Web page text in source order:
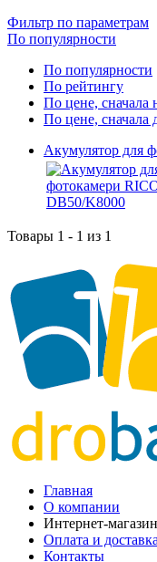
Фильтр по параметрам
По популярности
По популярности
По рейтингу
По цене, сначала
По цене, сначала
Акумулятор для
Товары 1 - 1 из 1
Главная
О компании
Интернет-магазин
Оплата и доставка
Контакты